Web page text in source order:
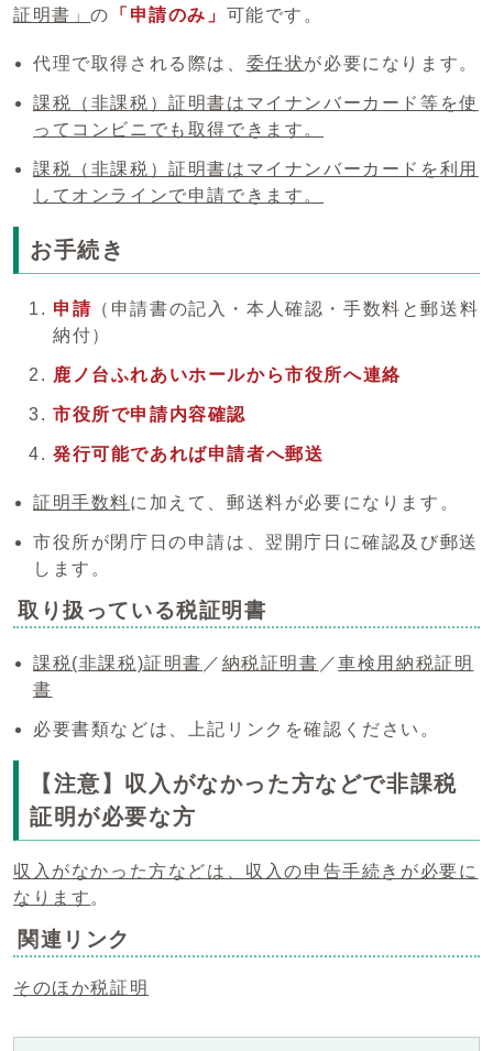
証明書」の 「申請のみ」 可能です。
代理で取得される際は、 委任状が必要になります。
課税（非課税）証明書はマイナンバーカード等を使
ってコンビニでも取得できます。
課税（非課税）証明書はマイナンバーカードを利用
してオンラインで申請できます。
お手続き
申請 （申請書の記入・本人確認・手数料と郵送料
納付）
鹿ノ台ふれあいホールから市役所へ連絡
市役所で申請内容確認
発行可能であれば申請者へ郵送
証明手数料に加えて、郵送料が必要になります。
市役所が閉庁日の申請は、翌開庁日に確認及び郵送
します。
取り扱っている税証明書
課税(非課税)証明書 ／ 納税証明書 ／車検用納税証明
書
必要書類などは、上記リンクを確認ください。
【注意】収入がなかった方などで非課税
証明が必要な方
収入がなかった方などは、収入の申告手続きが必要に
なります 。
関連リンク
そのほか税証明